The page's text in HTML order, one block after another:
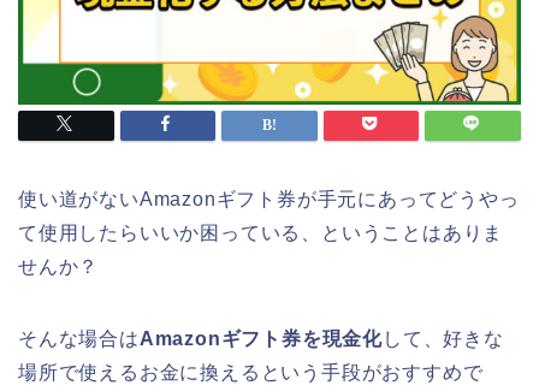
使い道がないAmazonギフト券が手元にあってどうやっ
て使用したらいいか困っている、ということはありま
せんか？
そんな場合はAmazonギフト券を現金化して、好きな
場所で使えるお金に換えるという手段がおすすめで